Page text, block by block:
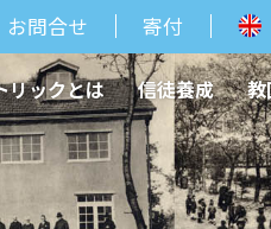
お問合せ 寄付
リックとは 信徒養成